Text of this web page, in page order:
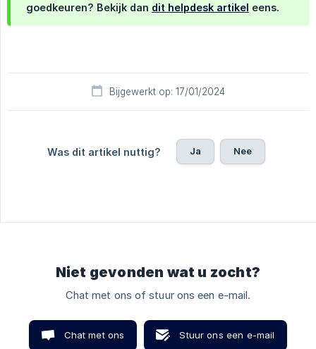
goedkeuren? Bekijk dan dit helpdesk artikel eens.
Bijgewerkt op: 17/01/2024
Was dit artikel nuttig? Ja Nee
Niet gevonden wat u zocht?
Chat met ons of stuur ons een e-mail.
Chat met ons Stuur ons een e-mail